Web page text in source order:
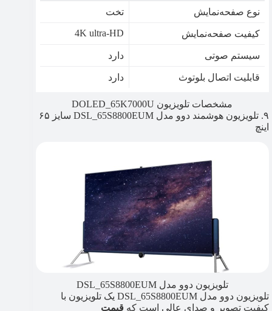
نوع صفحه‌نمایش تخت
کیفیت صفحه‌نمایش 4K ultra-HD
سیستم صوتی دارد
قابلیت اتصال بلوتوث دارد
مشخصات تلویزیون DOLED_65K7000U
۹. تلویزیون هوشمند دوو مدل DSL_65S8800EUM سایز ۶۵
اینچ
تلویزیون دوو مدل DSL_65S8800EUM
تلویزیون دوو مدل DSL_65S8800EUM یک تلویزیون با
کیفیت تصویر و صدای عالی است که قیمت